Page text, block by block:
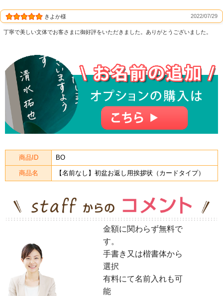
きよか様 2022/07/29
丁寧で美しい文体でお客さまに御好評をいただきました。ありがとうございました。
商品ID BO
商品名 【名前なし】初盆お返し用挨拶状（カードタイプ）
金額に関わらず無料で
す。
手書き又は楷書体から
選択
有料にて名前入れも可
能